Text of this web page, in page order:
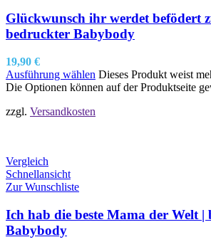
Glückwunsch ihr werdet befödert
bedruckter Babybody
19,90 €
Ausführung wählen Dieses Produkt weist
Die Optionen können auf der Produktseite
zzgl. Versandkosten
Vergleich
Schnellansicht
Zur Wunschliste
Ich hab die beste Mama der Welt |
Babybody